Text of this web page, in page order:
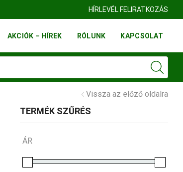
HÍRLEVÉL FELIRATKOZÁS
AKCIÓK – HÍREK RÓLUNK KAPCSOLAT
Vissza az előző oldalra
TERMÉK SZŰRÉS
ÁR